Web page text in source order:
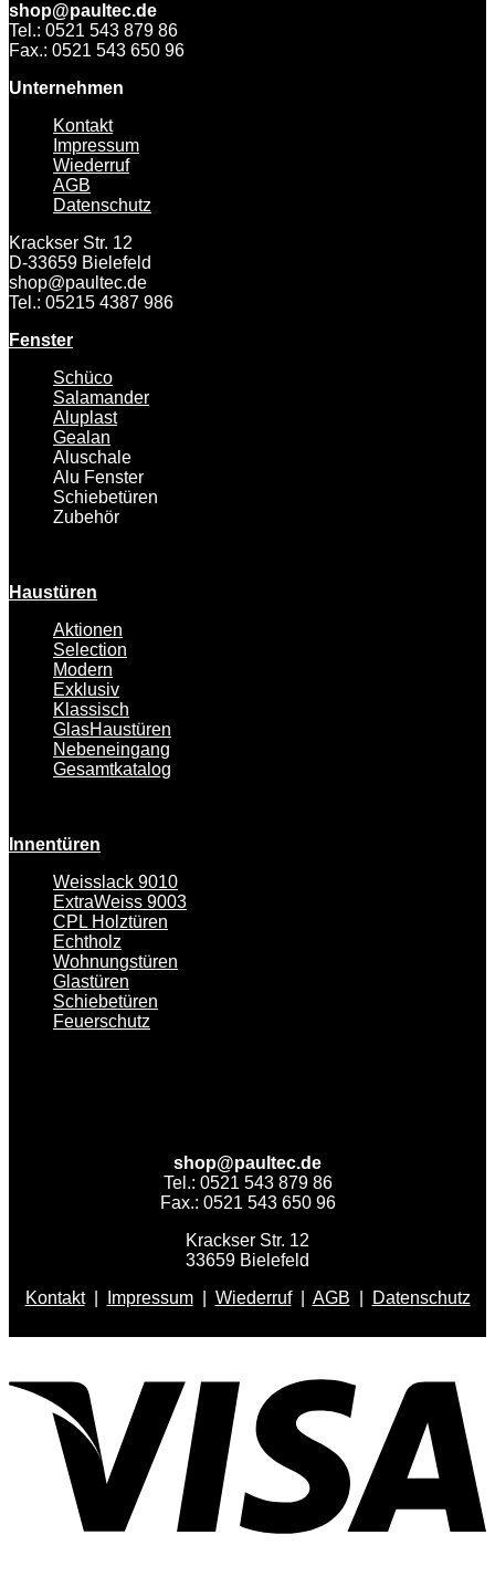
shop@paultec.de
Tel.: 0521 543 879 86
Fax.: 0521 543 650 96
Unternehmen
Kontakt
Impressum
Wiederruf
AGB
Datenschutz
Krackser Str. 12
D-33659 Bielefeld
shop@paultec.de
Tel.: 05215 4387 986
Fenster
Schüco
Salamander
Aluplast
Gealan
Aluschale
Alu Fenster
Schiebetüren
Zubehör
Haustüren
Aktionen
Selection
Modern
Exklusiv
Klassisch
GlasHaustüren
Nebeneingang
Gesamtkatalog
Innentüren
Weisslack 9010
ExtraWeiss 9003
CPL Holztüren
Echtholz
Wohnungstüren
Glastüren
Schiebetüren
Feuerschutz
shop@paultec.de
Tel.: 0521 543 879 86
Fax.: 0521 543 650 96
Krackser Str. 12
33659 Bielefeld
Kontakt| Impressum| Wiederruf| AGB Datenschutz